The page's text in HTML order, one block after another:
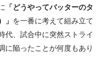
「どうやってバッターのタ
」
を一番に考えて組み立て
代、試合中に突然ストライ
に陥ったことが何度もあり